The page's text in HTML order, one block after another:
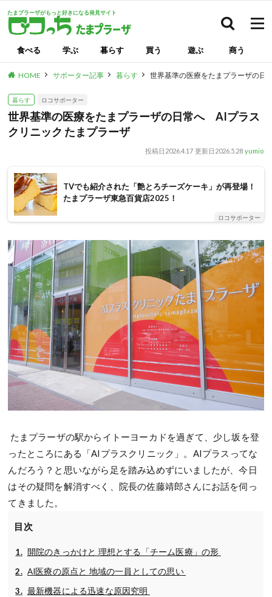
たまプラーザがもっと好きになる発見サイト
食べる 学ぶ 暮らす 買う 遊ぶ 商う
HOME サポーター記事 暮らす 世界基準の医療をたまプラーザの
暮らす ロコサポーター
世界基準の医療をたまプラーザの日常へ AIプラス
クリニック たまプラーザ
投稿日 2026.4.17 更新日 2026.5.28 yumio
TVでも紹介された「艶とろチーズケーキ」が再登場！
たまプラーザ東急百貨店2025！
ロコサポーター
たまプラーザの駅からイトーヨーカドを過ぎて、少し坂を登
ったところにある「AIプラスクリニック」。AIプラスってな
んだろう？と思いながら足を踏み込めずにいましたが、今日
はその疑問を解消すべく、院長の佐藤靖郎さんにお話を伺っ
てきました。
目次
開院のきっかけと 理想とする「チーム医療」の形
AI医療の原点と 地域の一員としての思い
最新機器による迅速な原因究明